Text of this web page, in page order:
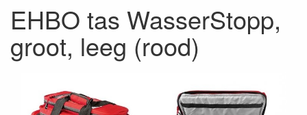
EHBO tas WasserStopp,
groot, leeg (rood)